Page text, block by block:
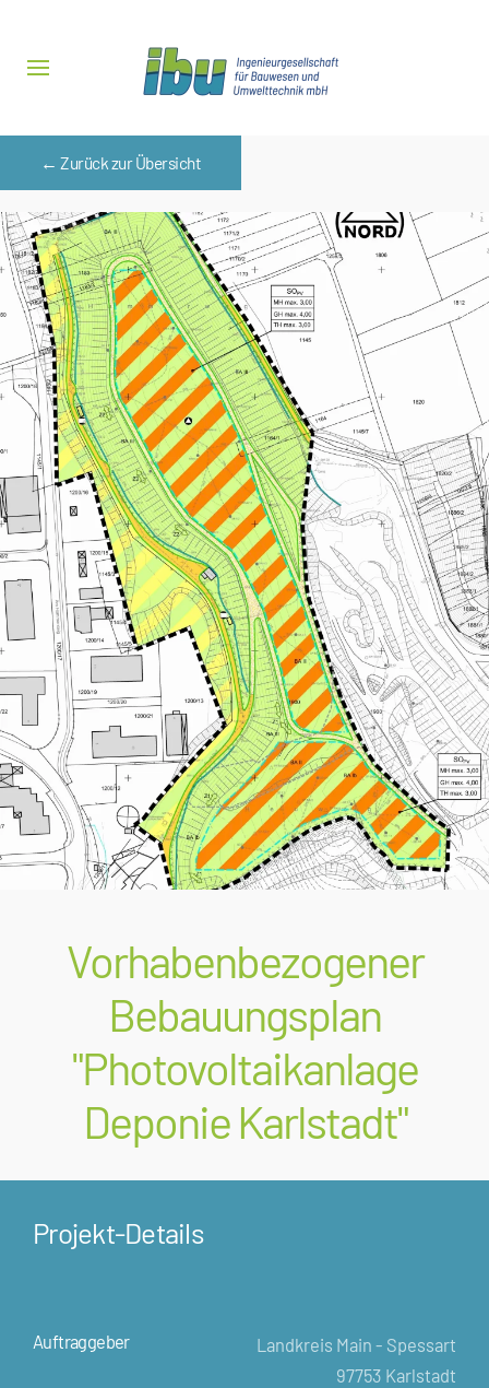
Zum Hauptinhalt springen
← Zurück zur Übersicht
Vorhabenbezogener
Bebauungsplan
"Photovoltaikanlage
Deponie Karlstadt"
Projekt-Details
Auftraggeber
Landkreis Main - Spessart
97753 Karlstadt